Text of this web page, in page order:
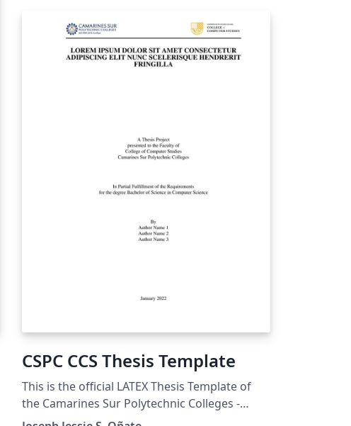
CSPC CCS Thesis Template
This is the official LATEX Thesis Template of
the Camarines Sur Polytechnic Colleges -
College of Computer Studies.